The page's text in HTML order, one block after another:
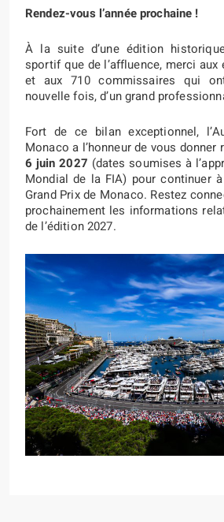
Rendez-vous l’année prochaine !
À la suite d’une édition
sportif que de l’affluence, merci
et aux 710 commissaires qui
nouvelle fois, d’un grand
Fort de ce bilan exceptionnel,
Monaco a l’honneur de vous donner
6 juin 2027 (dates soumises à
Mondial de la FIA) pour continuer
Grand Prix de Monaco. Restez
prochainement les informations
de l’édition 2027.